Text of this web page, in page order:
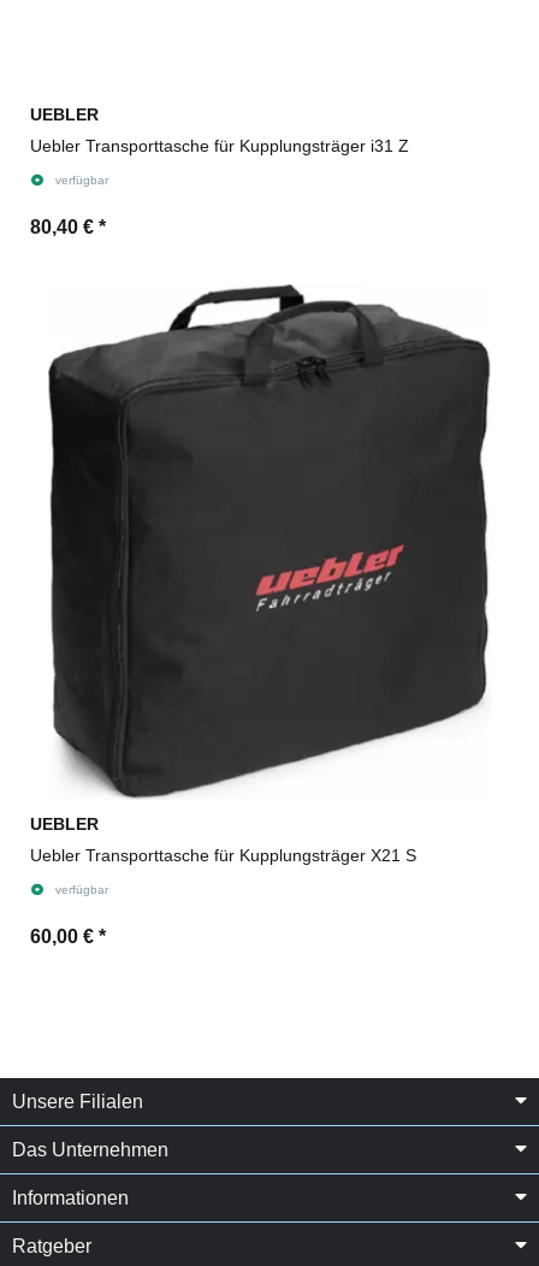
UEBLER
Uebler Transporttasche für Kupplungsträger i31 Z
verfügbar
80,40 € *
UEBLER
Uebler Transporttasche für Kupplungsträger X21 S
verfügbar
60,00 € *
Unsere Filialen
Das Unternehmen
Informationen
Ratgeber